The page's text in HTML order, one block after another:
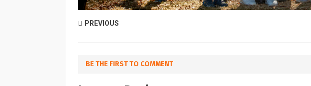
PREVIOUS
BE THE FIRST TO COMMENT